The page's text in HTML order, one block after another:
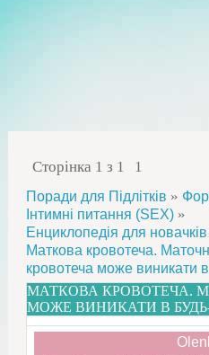
Сторінка 1 з 1 1
Поради для Підлітків »
Інтимні питання (SEX) »
Енциклопедія для новачків
Маткова кровотеча.
кровотеча може виникати
МАТКОВА КРОВОТЕЧА.
МОЖЕ ВИНИКАТИ В